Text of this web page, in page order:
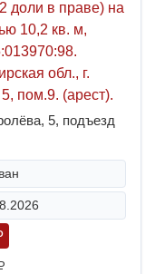
доли в праве) на
10,2 кв. м,
обл., г.
пом.9. (арест).
5, подъезд